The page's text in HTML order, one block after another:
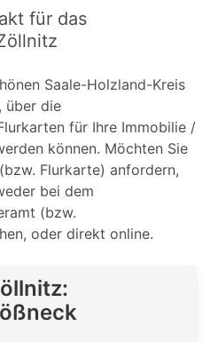
für das
Saale-Holzland-Kreis
über die
für Ihre Immobilie /
können. Möchten Sie
Flurkarte) anfordern,
bei dem
(bzw.
oder direkt online.